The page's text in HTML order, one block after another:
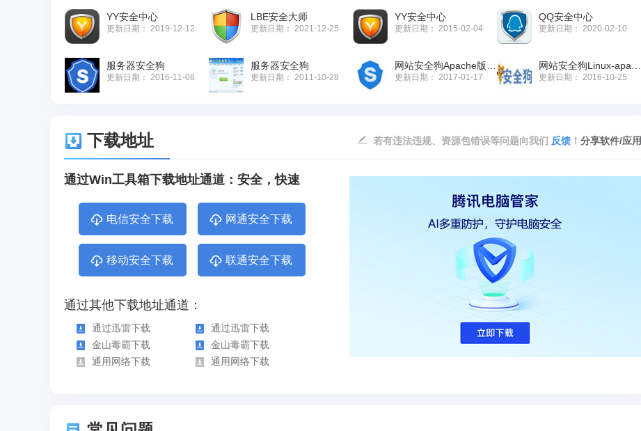
YY安全中心
更新日期： 2019-12-12
LBE安全大师
更新日期： 2021-12-25
YY安全中心
更新日期： 2015-02-04
QQ安全中心
更新日期： 2020-02-10
服务器安全狗
更新日期： 2016-11-08
服务器安全狗
更新日期： 2011-10-28 更新日期： 2017-01-17 更新日期： 2016-10-25
下载地址 分享软件/应用
若有违法违规、资源包错误等问题向我们 反馈 ！
通过Win工具箱下载地址通道：安全，快速
电信安全下载 网通安全下载
移动安全下载 联通安全下载
通过其他下载地址通道：
通过迅雷下载
通过迅雷下载
金山毒霸下载
金山毒霸下载
通用网络下载
通用网络下载